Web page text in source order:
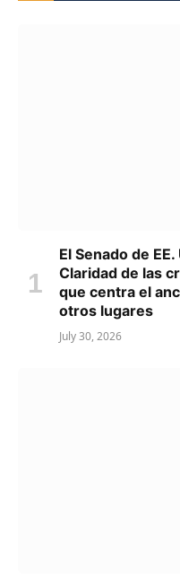
El Senado de
Claridad de las
que centra el
otros lugares
July 30, 2026